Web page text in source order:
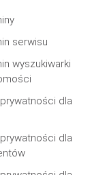
serwisu
wyszukiwarki
dla
dla